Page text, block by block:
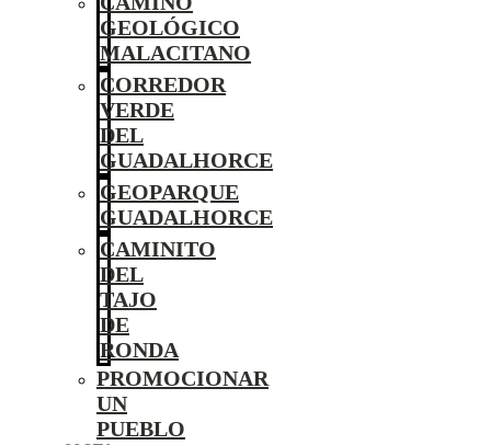
GEOLÓGICO
MALACITANO
CORREDOR
VERDE
DEL
GUADALHORCE
GEOPARQUE
GUADALHORCE
CAMINITO
DEL
TAJO
DE
RONDA
PROMOCIONAR
UN
PUEBLO